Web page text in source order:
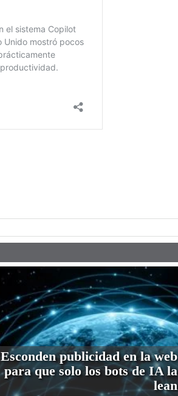
Esconden publicidad en la web
para que solo los bots de IA la
lean